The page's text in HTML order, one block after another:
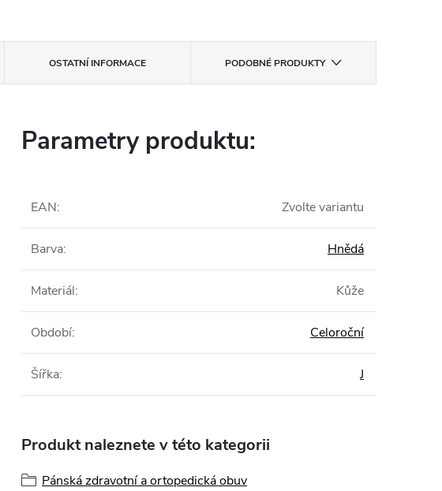
OSTATNÍ INFORMACE PODOBNÉ PRODUKTY
Parametry produktu:
EAN: Zvolte variantu
Barva: Hnědá
Materiál: Kůže
Období: Celoroční
Šířka: J
Produkt naleznete v této kategorii
Pánská zdravotní a ortopedická obuv